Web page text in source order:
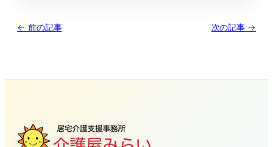
← 前の記事 次の記事 →